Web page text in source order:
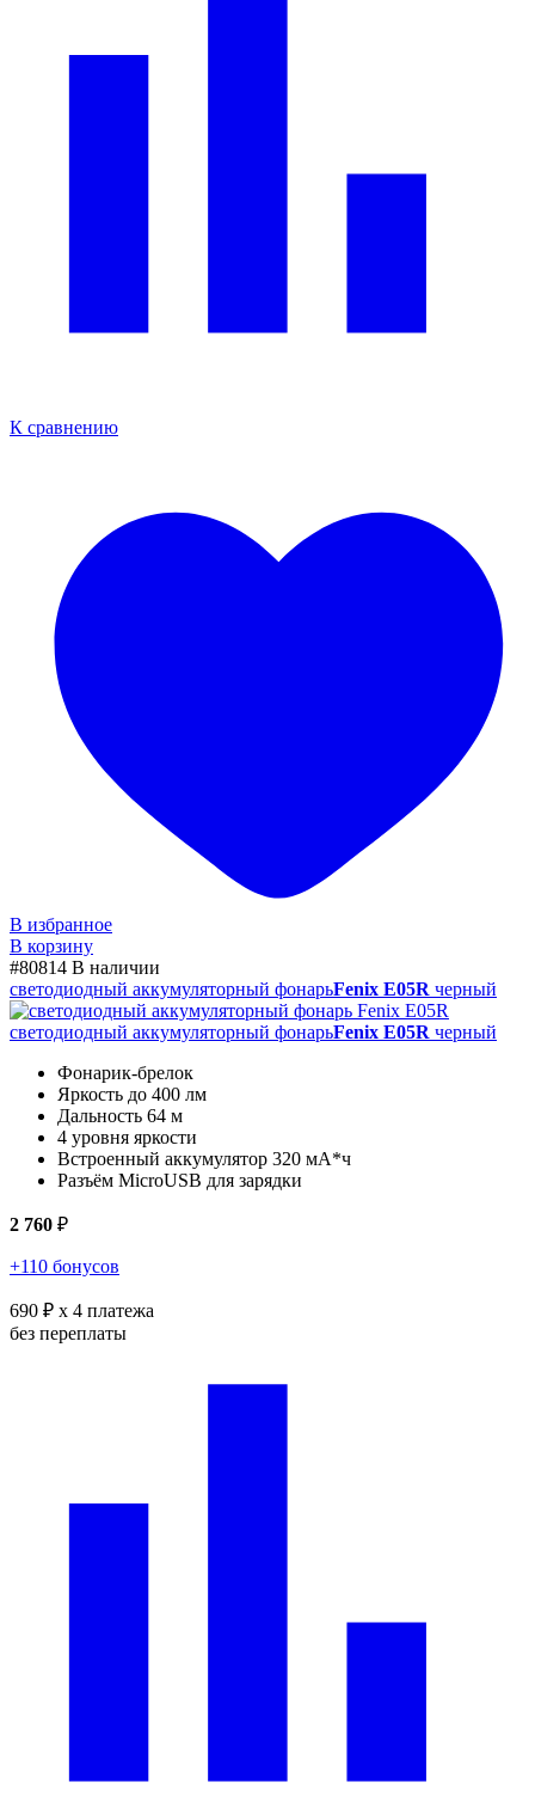
К сравнению
В избранное
В корзину
#80814 В наличии
светодиодный аккумуляторный фонарьFenix E05R черный
светодиодный аккумуляторный фонарьFenix E05R черный
Фонарик-брелок
Яркость до 400 лм
Дальность 64 м
4 уровня яркости
Встроенный аккумулятор 320 мА*ч
Разъём MicroUSB для зарядки
2 760 ₽
+110 бонусов
690 ₽ x 4 платежа
без переплаты